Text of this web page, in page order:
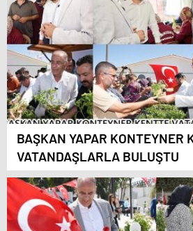
BAŞKAN YAPAR KONTEYNER
VATANDAŞLARLA BULUŞTU